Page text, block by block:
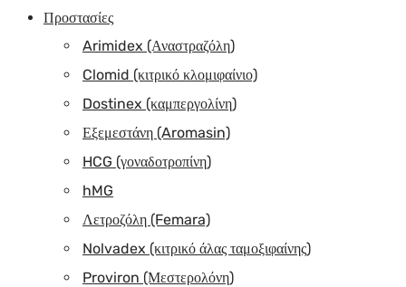
Προστασίες
Arimidex (Αναστραζόλη)
Clomid (κιτρικό κλομιφαίνιο)
Dostinex (καμπεργολίνη)
Εξεμεστάνη (Aromasin)
HCG (γοναδοτροπίνη)
hMG
Λετροζόλη (Femara)
Nolvadex (κιτρικό άλας ταμοξιφαίνης)
Proviron (Μεστερολόνη)